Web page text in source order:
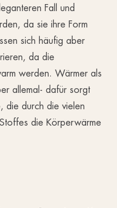
Fall und
da sie ihre Form
sich häufig aber
da die
werden. Wärmer als
allemal- dafür sorgt
die durch die vielen
die Körperwärme